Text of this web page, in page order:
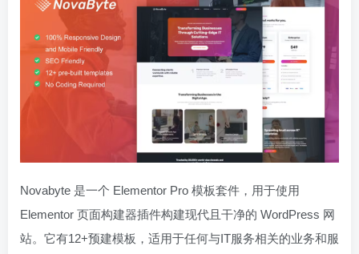
Novabyte 是一个 Elementor Pro 模板套件，用于使用
Elementor 页面构建器插件构建现代且干净的 WordPress 网
站。它有12+预建模板，适用于任何与IT服务相关的业务和服